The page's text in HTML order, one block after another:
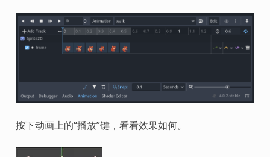
按下动画上的“播放”键，看看效果如何。